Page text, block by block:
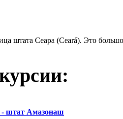
штата Сеара (Ceará). Это
- штат Амазонаш